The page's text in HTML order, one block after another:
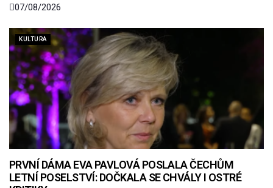
07/08/2026
KULTURA
PRVNÍ DÁMA EVA PAVLOVÁ POSLALA ČECHŮM
LETNÍ POSELSTVÍ: DOČKALA SE CHVÁLY I OSTRÉ